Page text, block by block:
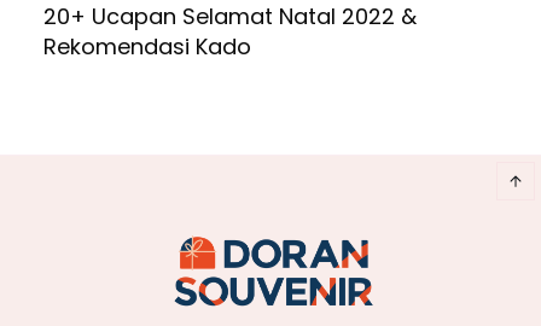
20+ Ucapan Selamat Natal 2022 &
Rekomendasi Kado